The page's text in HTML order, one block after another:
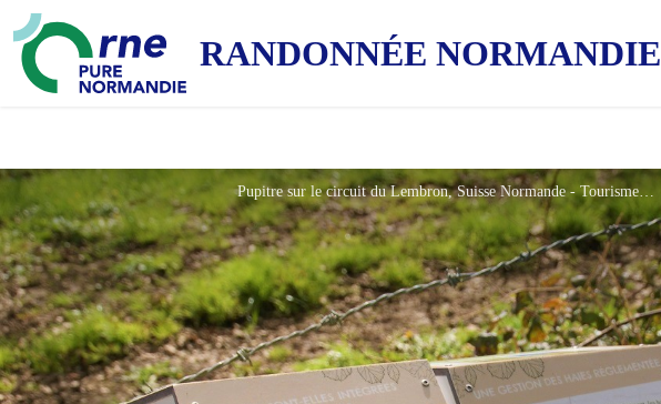
RANDONNÉE NORMANDIE
Pupitre sur le circuit du Lembron, Suisse Normande - Tourisme 61